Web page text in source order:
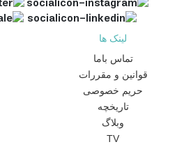
لینک ها
تماس باما
قوانین و مقررات
حریم خصوصی
تاریخچه
وبلاگ
TV